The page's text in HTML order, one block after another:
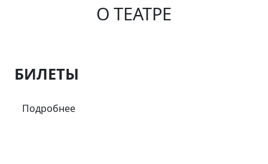
О ТЕАТРЕ
БИЛЕТЫ
Подробнее